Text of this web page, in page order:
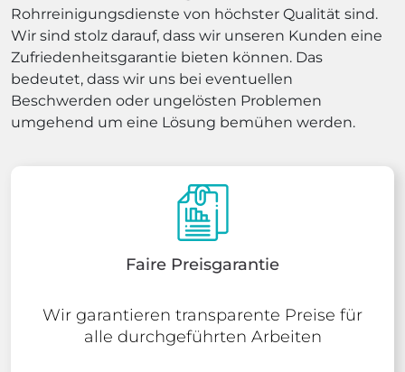
Rohrreinigungsdienste von höchster Qualität sind.
Wir sind stolz darauf, dass wir unseren Kunden eine
Zufriedenheitsgarantie bieten können. Das
bedeutet, dass wir uns bei eventuellen
Beschwerden oder ungelösten Problemen
umgehend um eine Lösung bemühen werden.
Faire Preisgarantie
Wir garantieren transparente Preise für
alle durchgeführten Arbeiten